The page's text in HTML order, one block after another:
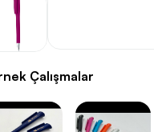
Çalışmalar